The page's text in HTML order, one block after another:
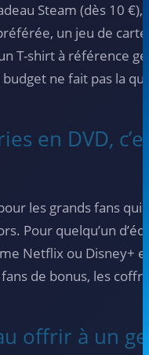
Steam (dès 10
un jeu de
T-shirt à référence
ne fait pas la
en DVD,
les grands fans
Pour quelqu’un
Netflix ou Disney+
de bonus, les
offrir à un